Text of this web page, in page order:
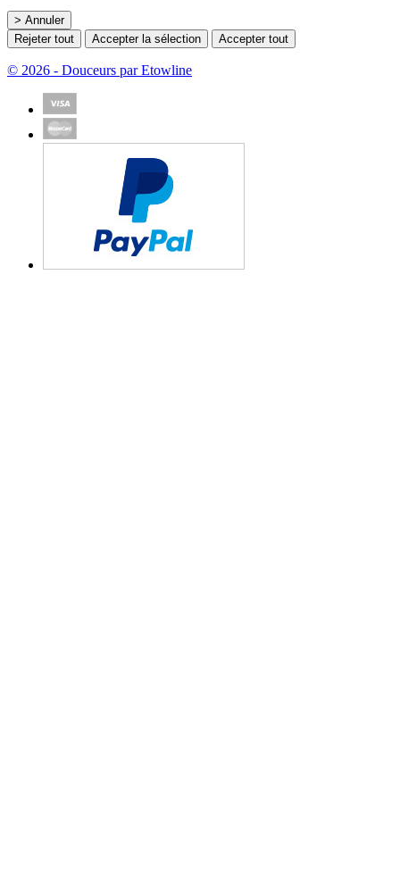
> Annuler
Rejeter tout
Accepter la sélection Accepter tout
© 2026 - Douceurs par Etowline